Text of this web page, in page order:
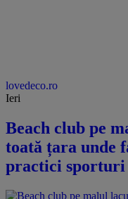
lovedeco.ro
Ieri
Beach club pe
toată țara unde
practici sporturi